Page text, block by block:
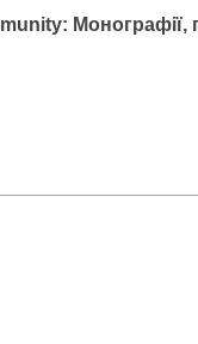
Монографії,